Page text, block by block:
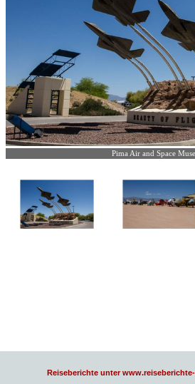
Pima Air and Space
Reiseberichte unter